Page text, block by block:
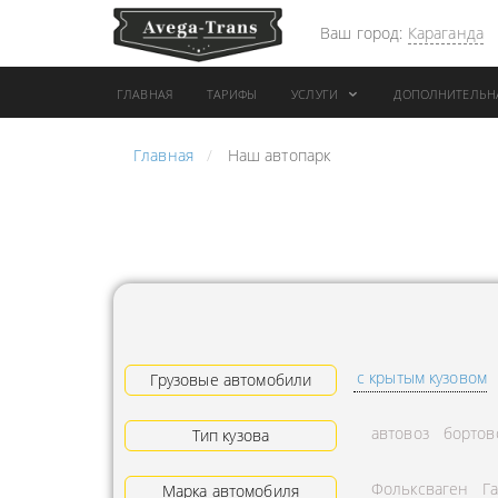
Ваш город: Караганда
ГЛАВНАЯ ТАРИФЫ УСЛУГИ
АРЕНДА АВТОБУСА
ГРУЗОВАЯ ТЕХНИКА
ПЕРЕВОЗКА ТРУБ
АРЕНДА БУЛЬДОЗЕРА
Главная Наш автопарк
Грузовые автомобили с крытым кузовом
Тип кузова автовоз
Марка автомобиля Фольксваген